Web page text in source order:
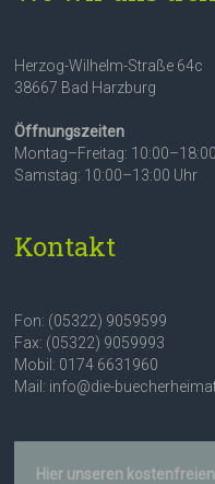
Herzog-Wilhelm-Straße 64c
38667 Bad Harzburg
Öffnungszeiten
Montag–Freitag:
Samstag: 10:00–13:00 Uhr
Kontakt
Fon: (05322) 9059599
Fax: (05322) 9059993
Mobil: 0174 6631960
Mail: info@die-
Hier unseren